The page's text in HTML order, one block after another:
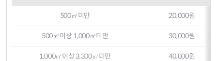
500㎡미만 20,000원
500㎡이상 1,000㎡미만 30,000원
1,000㎡이상 3,300㎡미만 40,000원